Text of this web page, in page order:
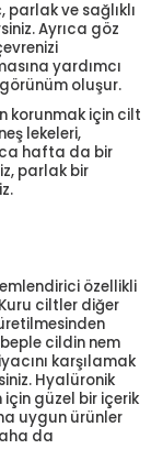
ve sağlıklı
Ayrıca göz
yardımcı
oluşur.
korunmak için cilt
lekeleri,
hafta da bir
parlak bir
özellikli
ciltler diğer
cildin nem
karşılamak
Hyalüronik
güzel bir içerik
uygun ürünler
da